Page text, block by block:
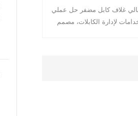
غلاف كابل مضفر حل عملي
لإدارة الكابلات، مصمم